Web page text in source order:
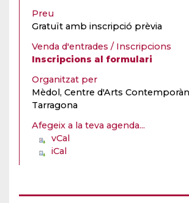
Preu
Gratuït amb inscripció prèvia
Venda d'entrades / Inscripcions
Inscripcions al formulari
Organitzat per
Mèdol, Centre d'Arts
Tarragona
Afegeix a la teva agenda...
vCal
iCal